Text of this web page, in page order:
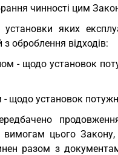
чинності цим
установки яких
оброблення відходів:
- щодо установок
щодо установок
вимогам цього
разом з